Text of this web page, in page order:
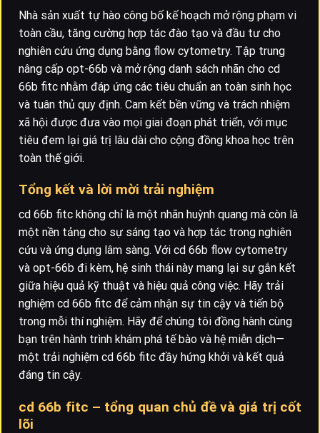
Nhà sản xuất tự hào công bố kế hoạch mở rộng phạm vi
toàn cầu, tăng cường hợp tác đào tạo và đầu tư cho
nghiên cứu ứng dụng bằng flow cytometry. Tập trung
nâng cấp opt-66b và mở rộng danh sách nhãn cho cd
66b fitc nhằm đáp ứng các tiêu chuẩn an toàn sinh học
và tuân thủ quy định. Cam kết bền vững và trách nhiệm
xã hội được đưa vào mọi giai đoạn phát triển, với mục
tiêu đem lại giá trị lâu dài cho cộng đồng khoa học trên
toàn thế giới.
Tổng kết và lời mời trải nghiệm
cd 66b fitc không chỉ là một nhãn huỳnh quang mà còn là
một nền tảng cho sự sáng tạo và hợp tác trong nghiên
cứu và ứng dụng lâm sàng. Với cd 66b flow cytometry
và opt-66b đi kèm, hệ sinh thái này mang lại sự gắn kết
giữa hiệu quả kỹ thuật và hiệu quả công việc. Hãy trải
nghiệm cd 66b fitc để cảm nhận sự tin cậy và tiến bộ
trong mỗi thí nghiệm. Hãy để chúng tôi đồng hành cùng
bạn trên hành trình khám phá tế bào và hệ miễn dịch—
một trải nghiệm cd 66b fitc đầy hứng khởi và kết quả
đáng tin cậy.
cd 66b fitc – tổng quan chủ đề và giá trị cốt
lõi